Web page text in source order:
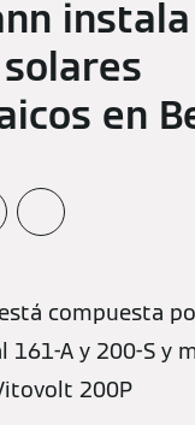
instala
en
compuesta
161-A y 200-S y
200P